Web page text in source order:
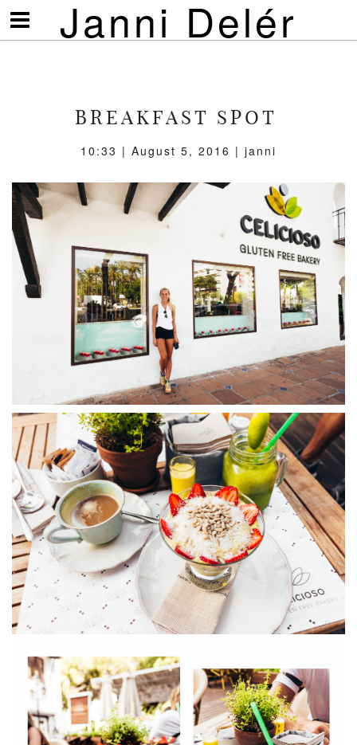
Janni Delér
Visa/göm
meny
BREAKFAST SPOT
10:33 | August 5, 2016 | janni